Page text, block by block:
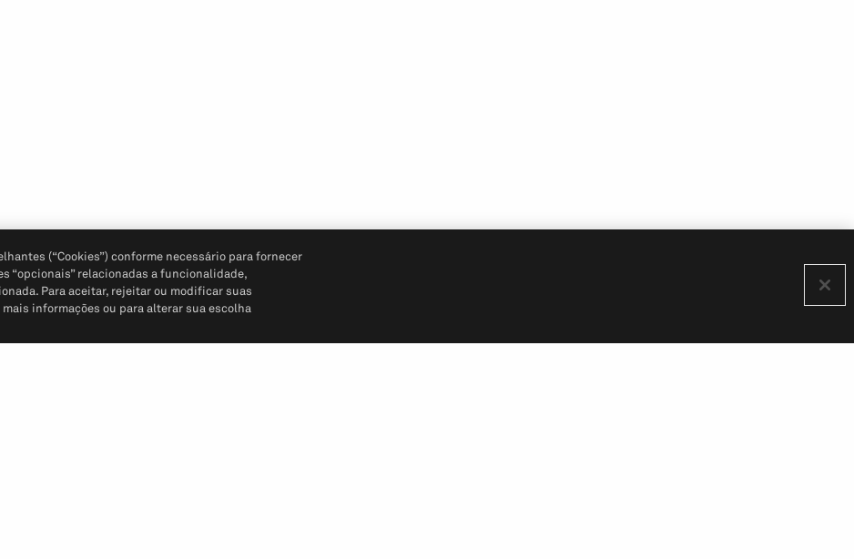
(“Cookies”) conforme necessário para fornecer
“opcionais” relacionadas a funcionalidade,
Para aceitar, rejeitar ou modificar suas
informações ou para alterar sua escolha